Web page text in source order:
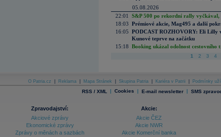
05.08.2026
22:01
S&P 500 po rekordní rally vyčkával,
18:03 Prémiové akcie, Mag495 a další
16:05 PODCAST ROZHOVORY: Eli Lilly
Kunové teprve na začátku
15:18 Booking ukázal odolnost cestovního
1 2 3 4
O Patria.cz Reklama Mapa Stránek Skupina Patria Kariéra v Patrii Podmínky
RSS / XML | Cookies | E-mail newsletter | SMS
Zpravodajství:
Akciové zprávy
Ekonomické zprávy
Zprávy o měnách a sazbách
Akcie:
Akcie ČEZ
Akcie NWR
Akcie Komerční banka